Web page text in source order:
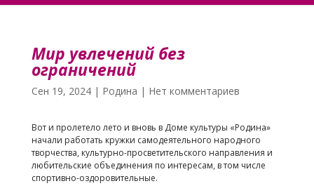
Мир увлечений без
ограничений
Сен 19, 2024| Родина | Нет комментариев
Вот и пролетело лето и вновь в Доме культуры «Родина»
начали работать кружки самодеятельного народного
творчества, культурно-просветительского направления и
любительские объединения по интересам, в том числе
спортивно-оздоровительные.